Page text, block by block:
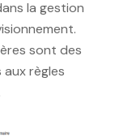
la gestion
sont des
règles